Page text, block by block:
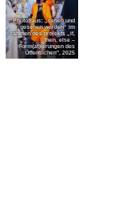
Photo: aus: „sehen und
gesehen werden“ im
rahmen des projekts „if,
then, else –
Form(at)ierungen des
Öffentlichen", 2025